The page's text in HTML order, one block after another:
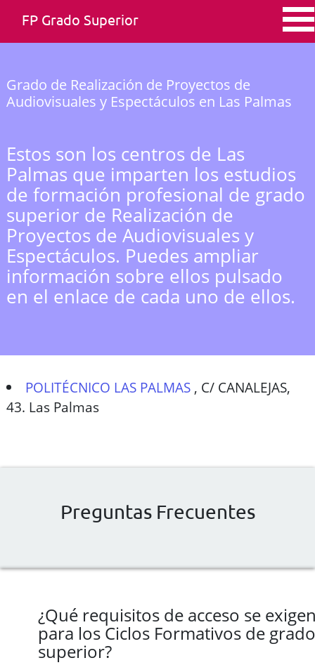
FP Grado Superior
Grado de Realización de Proyectos de
Audiovisuales y Espectáculos en Las Palmas
Estos son los centros de Las
Palmas que imparten los estudios
de formación profesional de grado
superior de Realización de
Proyectos de Audiovisuales y
Espectáculos. Puedes ampliar
información sobre ellos pulsado
en el enlace de cada uno de ellos.
POLITÉCNICO LAS PALMAS , C/ CANALEJAS,
43. Las Palmas
Preguntas Frecuentes
¿Qué requisitos de acceso se
para los Ciclos Formativos de grado
superior?